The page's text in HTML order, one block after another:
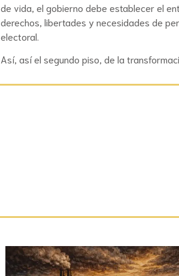
de vida, el gobierno debe establecer el
derechos, libertades y necesidades de
electoral.
Así, así el segundo piso, de la